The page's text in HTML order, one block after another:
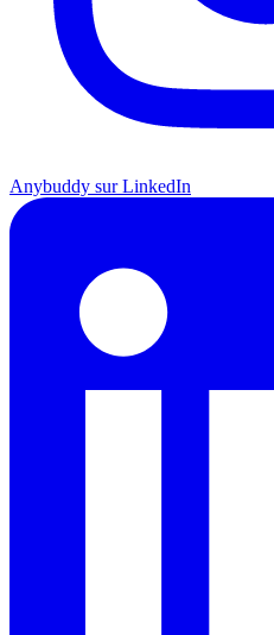
Anybuddy sur LinkedIn